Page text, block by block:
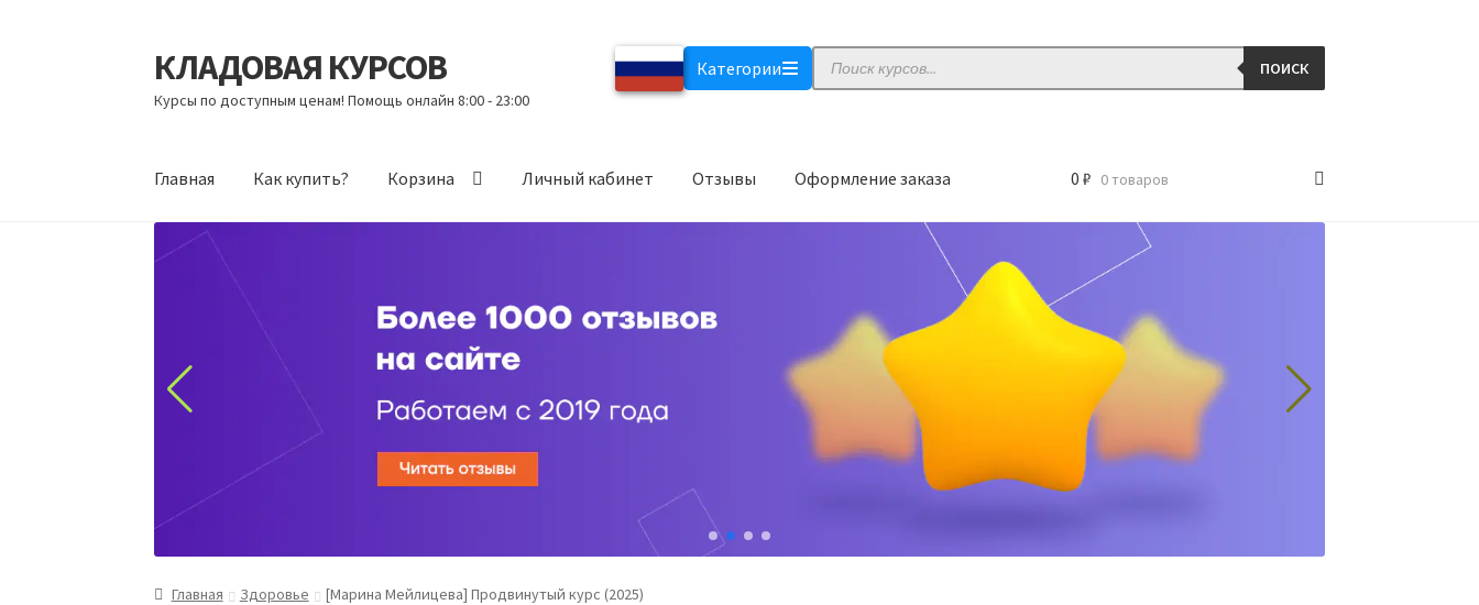
Перейти
к
навигации
Перейти
к
содержимому
КЛАДОВАЯ КУРСОВ
Курсы по доступным ценам! Помощь онлайн 8:00 - 23:00
Категории
Поиск
товаров ПОИСК
Главная Как купить? Корзина Личный кабинет Отзывы Оформление заказа 0 ₽ 0 товаров
Главная Здоровье [Марина Мейлицева] Продвинутый курс (2025)